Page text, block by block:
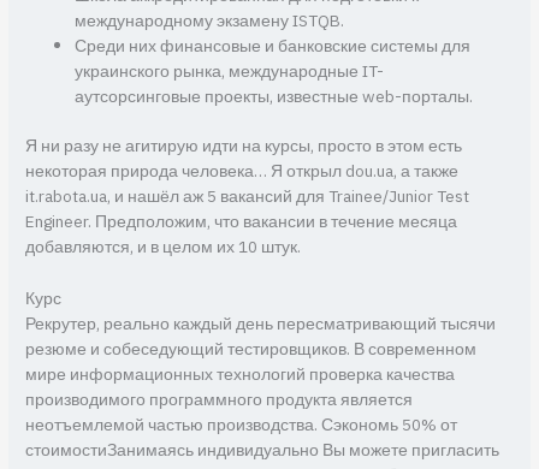
международному экзамену ISTQB.
Среди них финансовые и банковские системы для
украинского рынка, международные IT-
аутсорсинговые проекты, известные web-порталы.
Я ни разу не агитирую идти на курсы, просто в этом есть
некоторая природа человека… Я открыл dou.ua, а также
it.rabota.ua, и нашёл аж 5 вакансий для Trainee/Junior Test
Engineer. Предположим, что вакансии в течение месяца
добавляются, и в целом их 10 штук.
Курс
Рекрутер, реально каждый день пересматривающий тысячи
резюме и собеседующий тестировщиков. В современном
мире информационных технологий проверка качества
производимого программного продукта является
неотъемлемой частью производства. Сэкономь 50% от
стоимостиЗанимаясь индивидуально Вы можете пригласить